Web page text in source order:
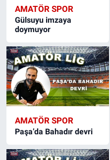
AMATÖR SPOR
Gülsuyu imzaya
doymuyor
AMATÖR SPOR
Paşa’da Bahadır devri